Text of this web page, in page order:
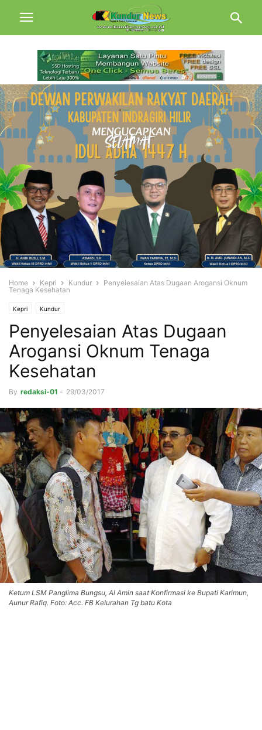
Home Kepri Kundur
Penyelesaian Atas Dugaan Arogansi Oknum
Tenaga Kesehatan
Kepri Kundur
Penyelesaian Atas Dugaan
Arogansi Oknum Tenaga
Kesehatan
By redaksi-01 - 29/03/2017
Ketum LSM Panglima Bungsu, Al Amin saat Konfirmasi ke Bupati Karimun,
Aunur Rafiq. Foto: Acc. FB Kelurahan Tg batu Kota